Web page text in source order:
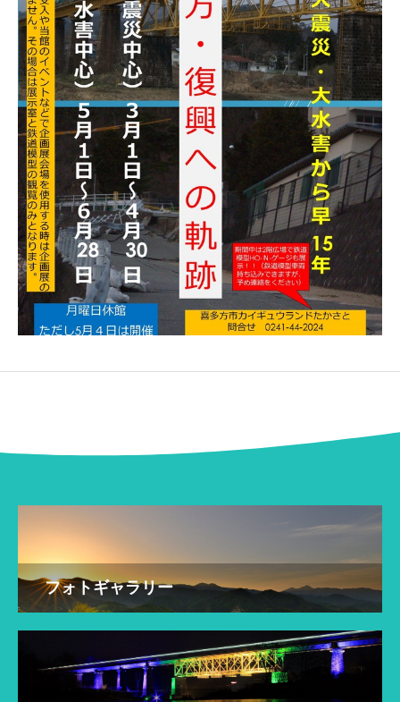
フォトギャラリー